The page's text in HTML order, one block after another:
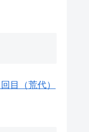
目（荒代）